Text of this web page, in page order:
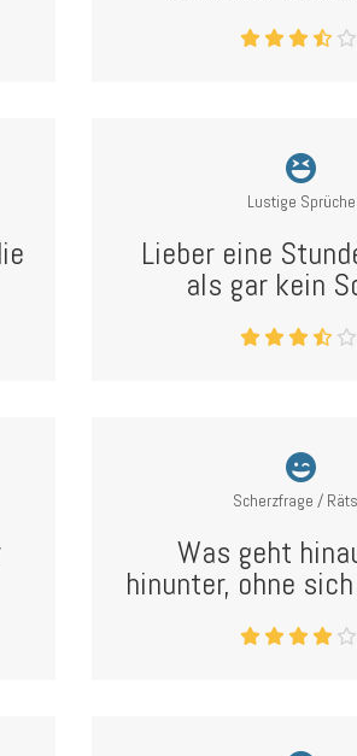
Lustige Sprüche
Lieber eine
als gar kein
Scherzfrage /
Was geht
hinunter, ohne